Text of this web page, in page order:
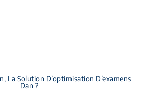
La Solution D’optimisation D’examens
Dan ?